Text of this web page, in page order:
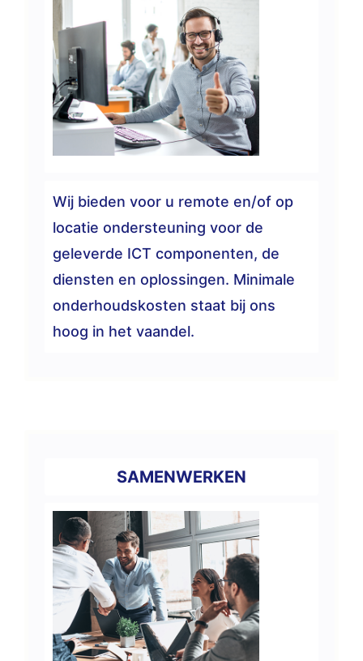
Wij bieden voor u remote en/of op
locatie ondersteuning voor de
geleverde ICT componenten, de
diensten en oplossingen. Minimale
onderhoudskosten staat bij ons
hoog in het vaandel.
SAMENWERKEN